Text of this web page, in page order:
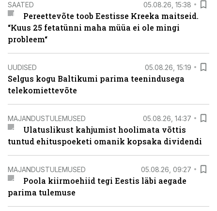
SAATED 05.08.26, 15:38
Pereettevõte toob Eestisse Kreeka maitseid.
“Kuus 25 fetatünni maha müüa ei ole mingi
probleem“
UUDISED 05.08.26, 15:19
Selgus kogu Baltikumi parima teenindusega
telekomiettevõte
MAJANDUSTULEMUSED 05.08.26, 14:37
Ulatuslikust kahjumist hoolimata võttis
tuntud ehituspoeketi omanik kopsaka dividendi
MAJANDUSTULEMUSED 05.08.26, 09:27
Poola kiirmoehiid tegi Eestis läbi aegade
parima tulemuse